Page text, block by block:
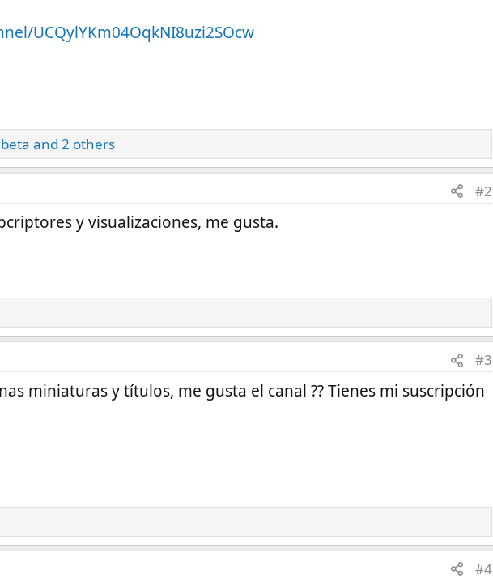
UCQylYKm04OqkNI8uzi2SOcw
and 2 others
#2
y visualizaciones, me gusta.
#3
miniaturas y títulos, me gusta el canal ?? Tienes mi suscripción
#4